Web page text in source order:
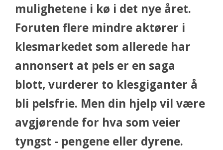
mulighetene i kø i det nye året.
Foruten flere mindre aktører i
klesmarkedet som allerede har
annonsert at pels er en saga
blott, vurderer to klesgiganter å
bli pelsfrie. Men din hjelp vil være
avgjørende for hva som veier
tyngst - pengene eller dyrene.